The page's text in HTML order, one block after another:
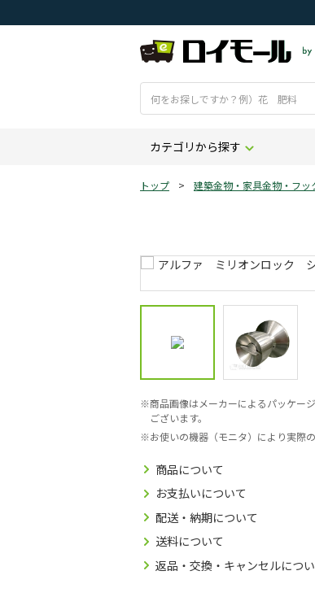
カテゴリから探す
トップ > 建築金物・家具金物・フッ
商品画像はメーカーによるパッケー
ございます。
お使いの機器（モニタ）により実際
商品について
お支払いについて
配送・納期について
送料について
返品・交換・キャンセルにつ